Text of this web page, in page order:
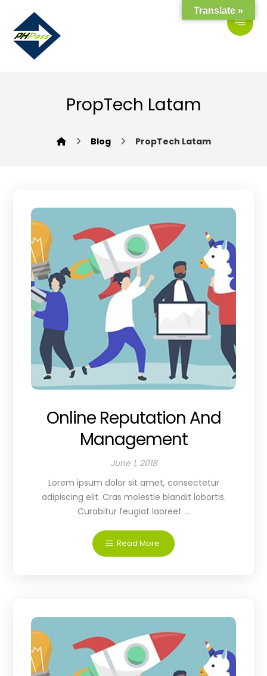
PropTech Latam
Blog PropTech Latam
Online Reputation And
Management
June 1, 2018
Lorem ipsum dolor sit amet, consectetur
adipiscing elit. Cras molestie blandit lobortis.
Curabitur feugiat laoreet ...
Read More
Translate »